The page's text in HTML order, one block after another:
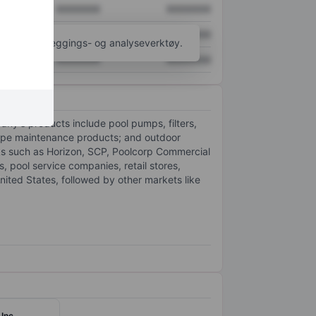
XXXXXXX XXXXXXX
flere kartleggings- og analyseverktøy.
products include pool pumps, filters,
maintenance products; and outdoor
as Horizon, SCP, Poolcorp Commercial
pool service companies, retail stores,
States, followed by other markets like